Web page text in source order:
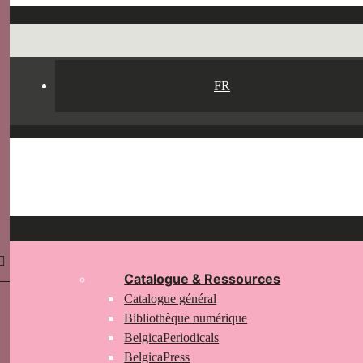
FR
Catalogue & Ressources
Catalogue général
Bibliothèque numérique
BelgicaPeriodicals
BelgicaPress